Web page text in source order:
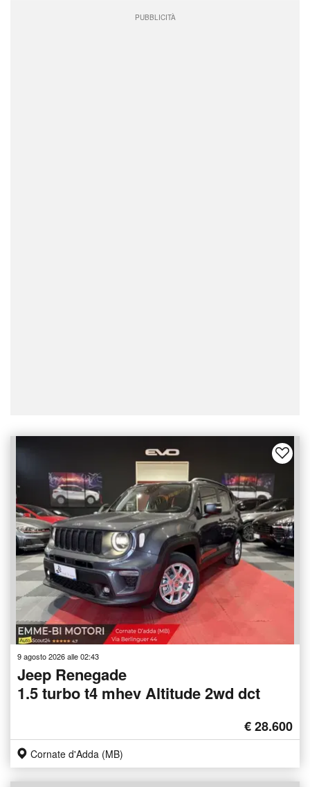
PUBBLICITÀ
9 agosto 2026 alle 02:43
Jeep Renegade
1.5 turbo t4 mhev Altitude 2wd dct
€ 28.600
Cornate d'Adda (MB)